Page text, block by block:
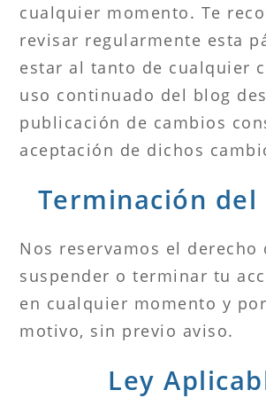
cualquier momento. Te
revisar regularmente esta
estar al tanto de cualquier
uso continuado del blog
publicación de cambios
aceptación de dichos
Terminación del
Nos reservamos el derecho
suspender o terminar tu
en cualquier momento y
motivo, sin previo aviso.
Ley